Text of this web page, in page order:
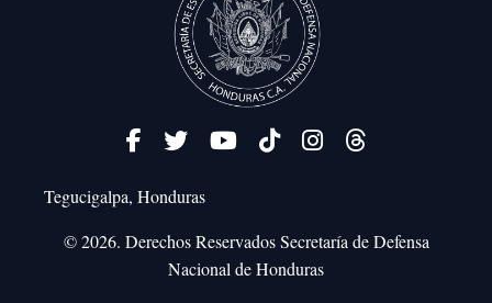
Tegucigalpa, Honduras
© 2026. Derechos ReservadosSecretaría de Defensa
Nacional de Honduras